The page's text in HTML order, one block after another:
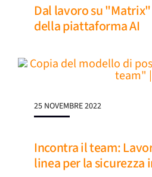
Dal lavoro su
della piattaforma AI
25 NOVEMBRE 2022
Incontra il team:
linea per la